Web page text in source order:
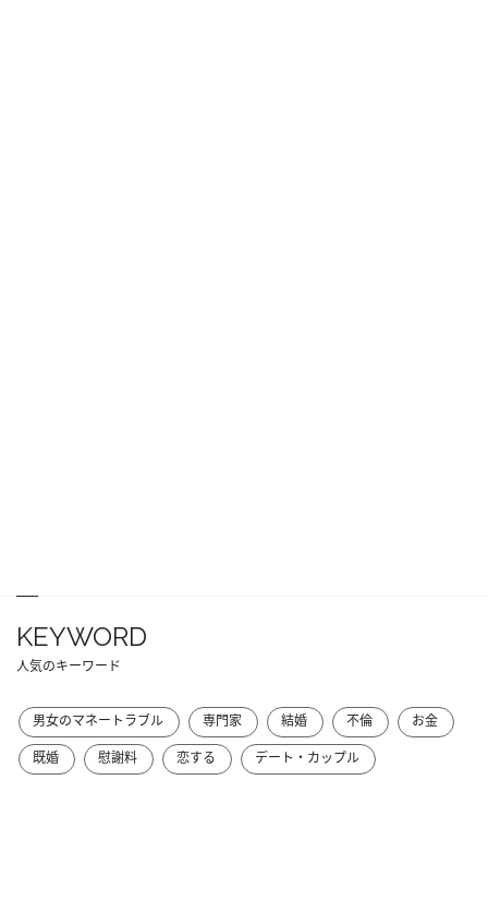
KEYWORD
人気のキーワード
男女のマネートラブル 専門家 結婚 不倫
お金
既婚
慰謝料 恋する デート・カップル